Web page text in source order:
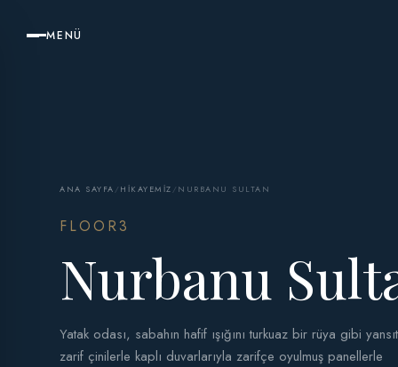
MENÜ
ANA SAYFA / HIKAYEMIZ / NURBANU SULTAN
FLOOR3
Nurbanu
Yatak odası, sabahın hafif ışığını turkuaz bir rüya gibi
zarif çinilerle kaplı duvarlarıyla zarifçe oyulmuş panellerle